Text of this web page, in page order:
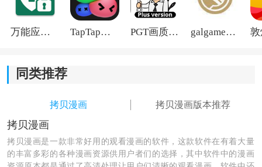
2.用户也可以通过里面的搜索功能来快速的进行查找，帮
助用户节省下很多的时间。
带来极致的阅读体验。
4.也可以随意的将其切换成横屏或者竖屏的模式，操作起
万能应用隐藏 TapTap国际版2026 PGT画质助手旧版 galgame游戏盒子2026
同类推荐
拷贝漫画 拷贝漫画版本推荐
拷贝漫画
拷贝漫画是一款非常好用的观看漫画的软件，这款软件在有着大量
的丰富多彩的各种漫画资源供用户者们的选择，其中软件中的漫画